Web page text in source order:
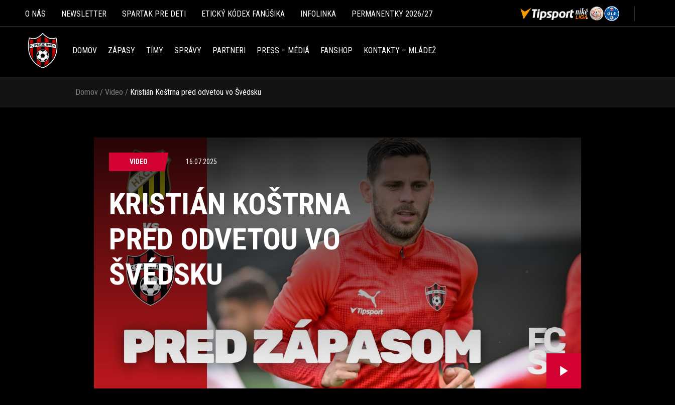
O NÁS NEWSLETTER SPARTAK PRE DETI ETICKÝ KÓDEX FANÚŠIKA INFOLINKA PERMANENTKY 2026/27
DOMOV ZÁPASY TÍMY SPRÁVY PARTNERI PRESS – MÉDIÁ FANSHOP KONTAKTY – MLÁDEŽ
Domov / Video / Kristián Koštrna pred odvetou vo Švédsku
VIDEO 16.07.2025
KRISTIÁN KOŠTRNA
PRED ODVETOU VO
ŠVÉDSKU